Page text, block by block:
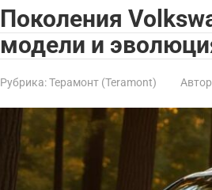
Поколения
модели и
Рубрика:Терамонт (Teramont)